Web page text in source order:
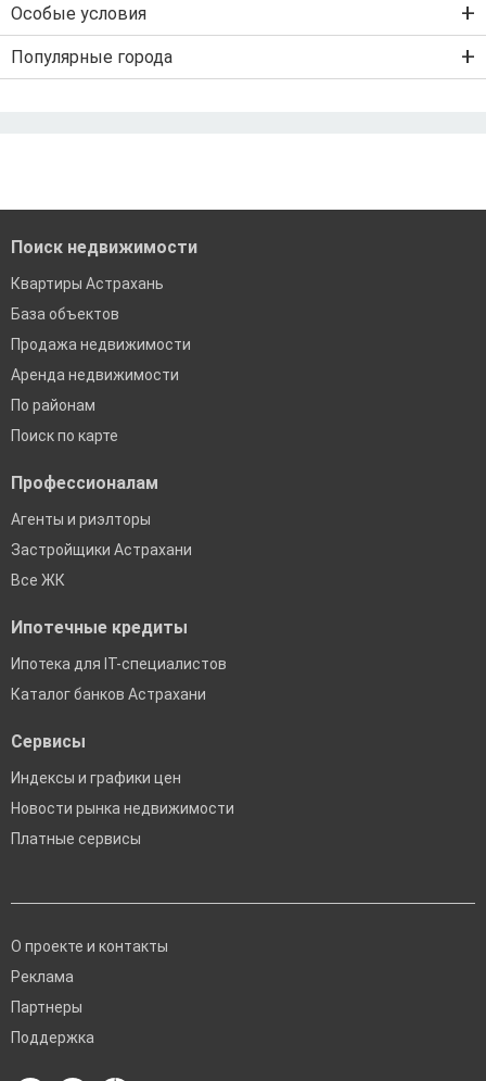
Ипотека на строительство дома
IT-ипотека
Военная ипотека
Рефинансирование ипотеки
Особые условия
Ипотека без первого взноса
Популярные города
Поиск недвижимости
Квартиры Астрахань
База объектов
Продажа недвижимости
Аренда недвижимости
По районам
Поиск по карте
Профессионалам
Агенты и риэлторы
Застройщики Астрахани
Все ЖК
Ипотечные кредиты
Ипотека для IT-специалистов
Каталог банков Астрахани
Сервисы
Индексы и графики цен
Новости рынка недвижимости
Платные сервисы
О проекте и контакты
Реклама
Партнеры
Поддержка